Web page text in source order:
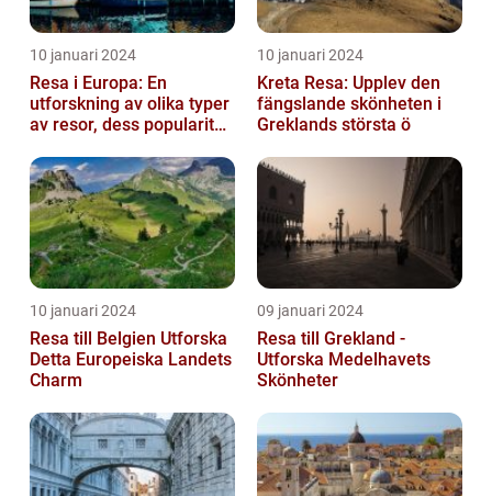
10 januari 2024
Resa i Europa: En
utforskning av olika typer
av resor, dess popularitet
10 januari 2024
Kreta Resa: Upplev den
fängslande skönheten i
Greklands största ö
10 januari 2024
Resa till Belgien Utforska
Detta Europeiska Landets
Charm
09 januari 2024
Resa till Grekland -
Utforska Medelhavets
Skönheter